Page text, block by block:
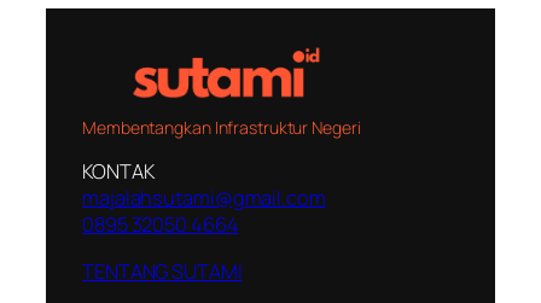
Membentangkan Infrastruktur Negeri
KONTAK
majalahsutami@gmail.com
0895 32050 4664
TENTANG SUTAMI